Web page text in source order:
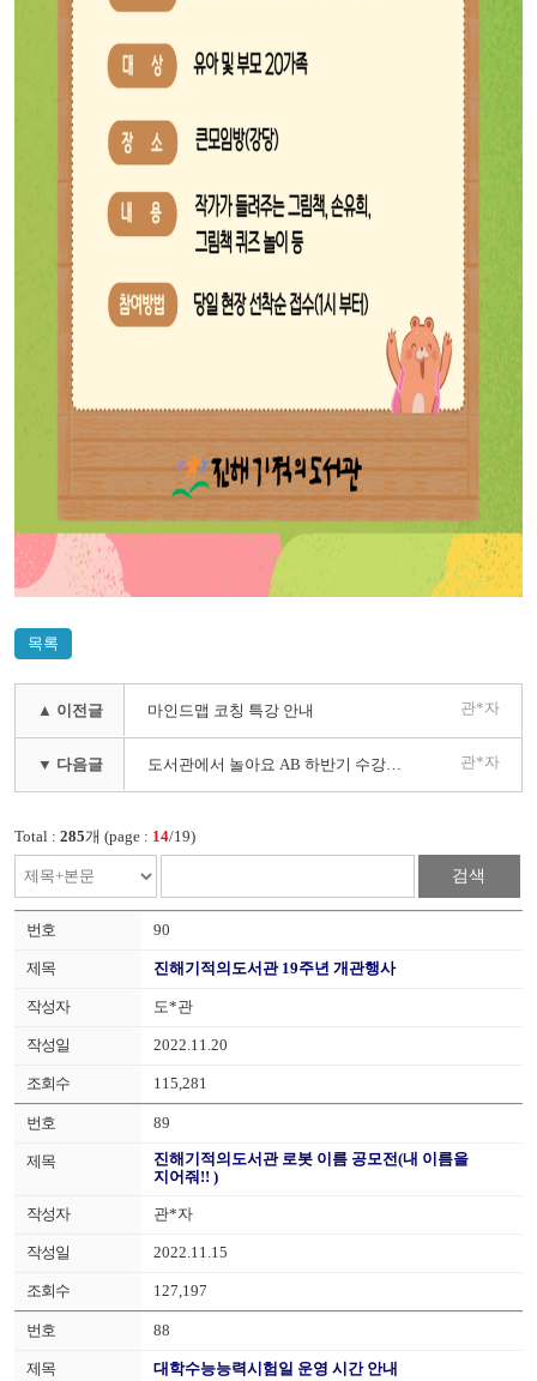
목록
▲ 이전글 마인드맵 코칭 특강 안내 관*자
▼ 다음글 도서관에서 놀아요 AB 하반기 수강생 모집 안내 관*자
Total : 285개 (page : 14/19)
검색
90
진해기적의도서관 19주년 개관행사
도*관
2022.11.20
115,281
89
진해기적의도서관 로봇 이름 공모전(내 이름을
지어줘!! )
관*자
2022.11.15
127,197
88
대학수능능력시험일 운영 시간 안내